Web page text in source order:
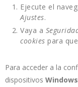
Ejecute el
Ajustes.
Vaya a
cookies para
Para acceder a la
dispositivos